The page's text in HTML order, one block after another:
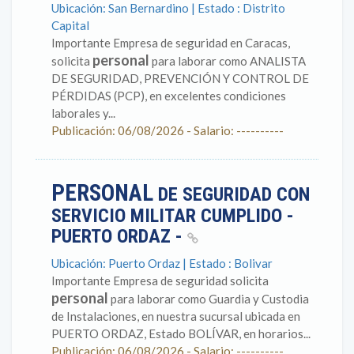
Ubicación: San Bernardino | Estado : Distrito
Capital
Importante Empresa de seguridad en Caracas,
solicita personal para laborar como ANALISTA
DE SEGURIDAD, PREVENCIÓN Y CONTROL DE
PÉRDIDAS (PCP), en excelentes condiciones
laborales y...
Publicación: 06/08/2026 - Salario: ----------
PERSONAL DE SEGURIDAD CON
SERVICIO MILITAR CUMPLIDO -
PUERTO ORDAZ -
Ubicación: Puerto Ordaz | Estado : Bolivar
Importante Empresa de seguridad solicita
personal para laborar como Guardia y Custodia
de Instalaciones, en nuestra sucursal ubicada en
PUERTO ORDAZ, Estado BOLÍVAR, en horarios...
Publicación: 06/08/2026 - Salario: ----------